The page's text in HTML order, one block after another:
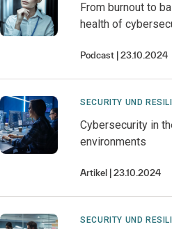
From burnout to
health of
Podcast 23.10.2024
SECURITY UND
Cybersecurity in
environments
Artikel 23.10.2024
SECURITY UND